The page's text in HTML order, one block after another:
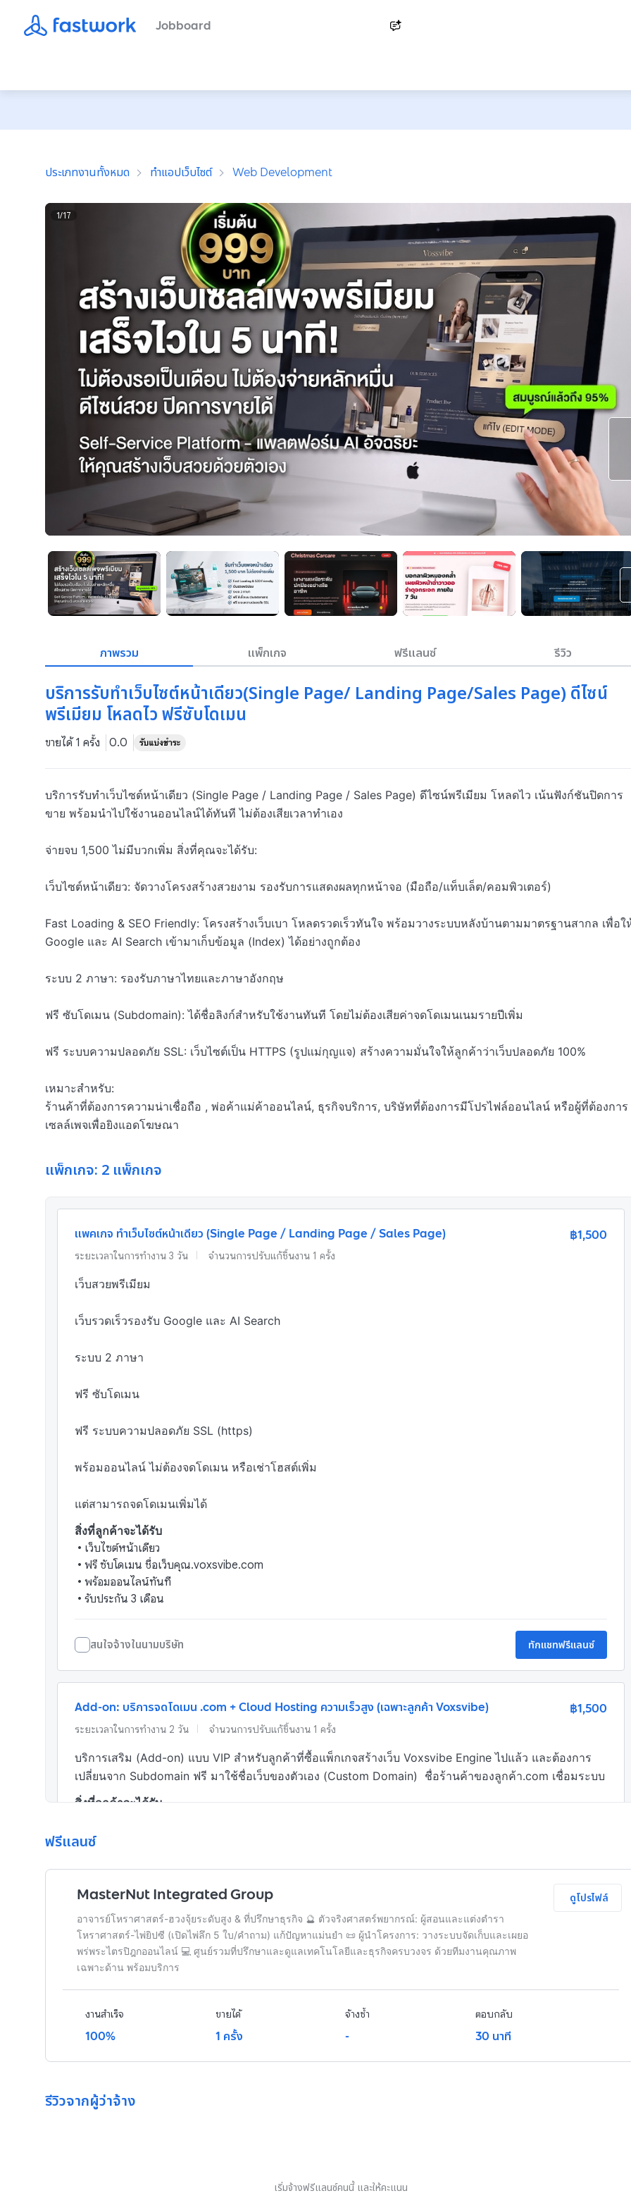
Jobboard
ประเภทงานทั้งหมด ทำแอปเว็บไซต์ Web Development
1/17
ภาพรวม แพ็กเกจ ฟรีแลนซ์ รีวิว
บริการรับทำเว็บไซต์หน้าเดียว(Single Page/ Landing Page/Sales Page) ดีไซน์
พรีเมียม โหลดไว ฟรีซับโดเมน
ขายได้ 1 ครั้ง 0.0
บริการรับทำเว็บไซต์หน้าเดียว (Single Page / Landing Page / Sales Page) ดีไซน์พรีเมียม โหลดไว เน้นฟังก์ชันปิดการ
ขาย พร้อมนำไปใช้งานออนไลน์ได้ทันที ไม่ต้องเสียเวลาทำเอง
จ่ายจบ 1,500 ไม่มีบวกเพิ่ม สิ่งที่คุณจะได้รับ:
เว็บไซต์หน้าเดียว: จัดวางโครงสร้างสวยงาม รองรับการแสดงผลทุกหน้าจอ (มือถือ/แท็บเล็ต/คอมพิวเตอร์)
Fast Loading & SEO Friendly: โครงสร้างเว็บเบา โหลดรวดเร็วทันใจ พร้อมวางระบบหลังบ้านตามมาตรฐานสากล เพื่อใ
Google และ AI Search เข้ามาเก็บข้อมูล (Index) ได้อย่างถูกต้อง
ระบบ 2 ภาษา: รองรับภาษาไทยและภาษาอังกฤษ
ฟรี ซับโดเมน (Subdomain): ได้ชื่อลิงก์สำหรับใช้งานทันที โดยไม่ต้องเสียค่าจดโดเมนเนมรายปีเพิ่ม
ฟรี ระบบความปลอดภัย SSL: เว็บไซต์เป็น HTTPS (รูปแม่กุญแจ) สร้างความมั่นใจให้ลูกค้าว่าเว็บปลอดภัย 100%
เหมาะสำหรับ:
ร้านค้าที่ต้องการความน่าเชื่อถือ , พ่อค้าแม่ค้าออนไลน์, ธุรกิจบริการ, บริษัทที่ต้องการมีโปรไฟล์ออนไลน์ หรือผู้ที่ต้องการ
เซลล์เพจเพื่อยิงแอดโฆษณา
แพ็กเกจ: 2 แพ็กเกจ
แพคเกจ ทำเว็บไซต์หน้าเดียว (Single Page / Landing Page / Sales Page) ฿1,500
ระยะเวลาในการทำงาน 3 วัน จำนวนการปรับแก้ชิ้นงาน 1 ครั้ง
เว็บสวยพรีเมียม
เว็บรวดเร็วรองรับ Google และ AI Search
ระบบ 2 ภาษา
ฟรี ซับโดเมน
ฟรี ระบบความปลอดภัย SSL (https)
พร้อมออนไลน์ ไม่ต้องจดโดเมน หรือเช่าโฮสต์เพิ่ม
แต่สามารถจดโดเมนเพิ่มได้
สิ่งที่ลูกค้าจะได้รับ
• เว็บไซต์หน้าเดียว
• ฟรี ซับโดเมน ชื่อเว็บคุณ.voxsvibe.com
• พร้อมออนไลน์ทันที
• รับประกัน 3 เดือน
สนใจจ้างในนามบริษัท ทักแชทฟรีแลนซ์
Add-on: บริการจดโดเมน .com + Cloud Hosting ความเร็วสูง (เฉพาะลูกค้า Voxsvibe) ฿1,500
ระยะเวลาในการทำงาน 2 วัน จำนวนการปรับแก้ชิ้นงาน 1 ครั้ง
บริการเสริม (Add-on) แบบ VIP สำหรับลูกค้าที่ซื้อแพ็กเกจสร้างเว็บ Voxsvibe Engine ไปแล้ว และต้องการ
เปลี่ยนจาก Subdomain ฟรี มาใช้ชื่อเว็บของตัวเอง (Custom Domain)  ชื่อร้านค้าของลูกค้า.com เชื่อมระบบ
สิ่งที่ลูกค้าจะได้รับ
สนใจจ้างในนามบริษัท ทักแชทฟรีแลนซ์
ฟรีแลนซ์
MasterNut Integrated Group
อาจารย์โหราศาสตร์-ฮวงจุ้ยระดับสูง & ที่ปรึกษาธุรกิจ 🔮 ตัวจริงศาสตร์พยากรณ์: ผู้สอนและแต่งตำรา
โหราศาสตร์-ไพ่ยิปซี (เปิดไพ่ลึก 5 ใบ/คำถาม) แก้ปัญหาแม่นยำ 📜 ผู้นำโครงการ: วางระบบจัดเก็บและเผยอ
พร่พระไตรปิฎกออนไลน์ 💻 ศูนย์รวมที่ปรึกษาและดูแลเทคโนโลยีและธุรกิจครบวงจร ด้วยทีมงานคุณภาพ
เฉพาะด้าน พร้อมบริการ
ดูโปรไฟล์
งานสำเร็จ
100%
ขายได้
1 ครั้ง
จ้างซ้ำ
-
ตอบกลับ
30 นาที
รีวิวจากผู้ว่าจ้าง
เริ่มจ้างฟรีแลนซ์คนนี้ และให้คะแนน